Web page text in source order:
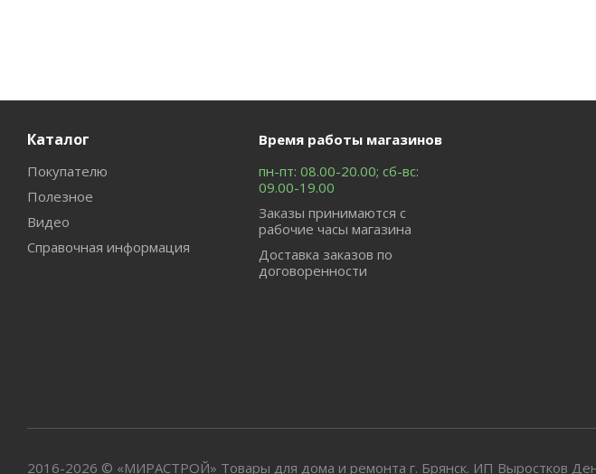
Каталог
Покупателю
Полезное
Видео
Справочная информация
Время работы магазинов
пн-пт: 08.00-20.00; сб-вс:
09.00-19.00
Заказы принимаются с
рабочие часы магазина
Доставка заказов по
договоренности
2016-2026 © «МИРАСТРОЙ» Товары для дома и ремонта г. Брянск. ИП Выростков